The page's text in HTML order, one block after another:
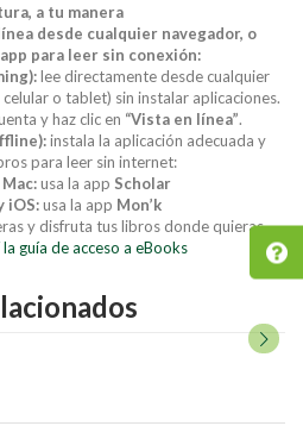
a tu manera
desde cualquier navegador, o
para leer sin conexión:
lee directamente desde cualquier
o tablet) sin instalar aplicaciones.
y haz clic en “Vista en línea”.
instala la aplicación adecuada y
para leer sin internet:
usa la app Scholar
iOS:usa la app Mon’k
y disfruta tus libros donde quieras.
guía de acceso a eBooks